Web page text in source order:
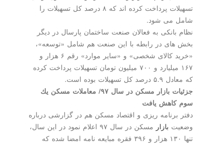
تسهیلات پرداخت كرده اند كه ۸ درصد كل تسهیلات را
می شود.
به فعالان صنعت ساختمان پارسال در دیگر
در رابطه با این صنعت هم شامل «توسعه»،
«خرید كالای شخصی» و «سایر موارد» رقم ۶ هزار و
۱۶۷ میلیارد و ۷۰۰ میلیون تومان تسهیلات پرداخت كرده
بازار مسكن در سال ۹۷/
معاملات مسكن یك
یافت
ریزی و اقتصاد مسكن هم در گزارشی درباره
مسكن در سال ۹۷ اعلام نمود در این سال،
تنها ۱۳۰ هزار و ۳۹۶ فقره مبایعه نامه امضا شده كه